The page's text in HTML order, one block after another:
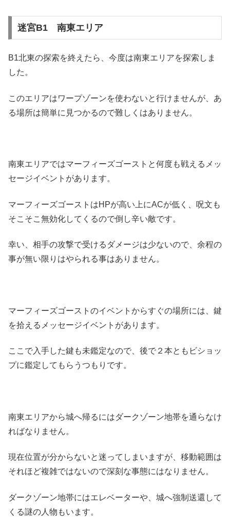
迷宮B1 南東エリア
B1北東の探索を終えたら、今度は南東エリアを探索しま
した。
このエリアはワープゾーンを使わないと行けませんが、あ
る場所は簡単に見つかるので難しくはありません。
南東エリアではマーフィーズゴーストと何度も戦えるメッ
セージイベントがあります。
マーフィーズゴーストはHPが高い上にACが低く、呪文も
そこそこ無効化してくるので倒し辛い敵です。
幸い、相手の攻撃で受けるダメージは少ないので、余程の
事が無い限りはやられる事はありません。
マーフィーズゴーストのイベントからすぐの場所には、鍵
を拾えるメッセージイベントがあります。
ここで入手した鍵も未鑑定なので、後で２本ともビショッ
プに鑑定してもらうつもりです。
南東エリアから城へ帰るにはダークゾーン地帯を通らなけ
ればなりません。
現在位置が分からないと迷ってしまいますが、移動範囲は
それほど複雑ではないので深刻な事態にはなりません。
ダークゾーン地帯にはエレベーターや、城へ強制送還して
くる謎の人物もいます。